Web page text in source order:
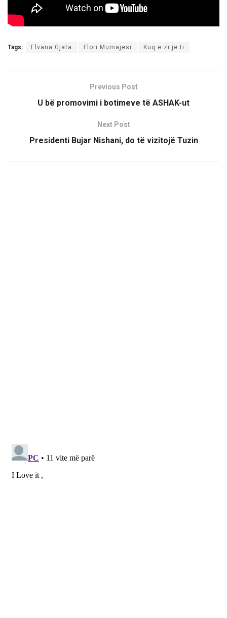
Tags: Elvana Gjata Flori Mumajesi Kuq e zi je ti
Previous Post
U bë promovimi i botimeve të ASHAK-ut
Next Post
Presidenti Bujar Nishani, do të vizitojë Tuzin